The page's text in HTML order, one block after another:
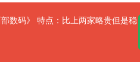
数码》 特点：比上两家略贵但是稳